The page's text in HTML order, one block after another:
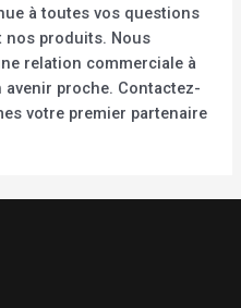
à toutes vos questions
nos produits. Nous
relation commerciale à
proche. Contactez-
votre premier partenaire